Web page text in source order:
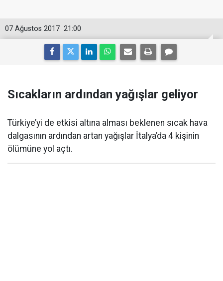
21:00
07 Ağustos 2017
Sıcakların ardından yağışlar geliyor
Türkiye’yi de etkisi altına alması beklenen sıcak hava
dalgasının ardından artan yağışlar İtalya’da 4 kişinin
ölümüne yol açtı.